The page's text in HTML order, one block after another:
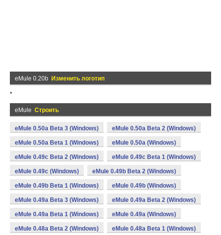
eMule 0.20b Изменить логотип
*
eMule Строить
eMule 0.50a Beta 3 (Windows) eMule 0.50a Beta 2 (Windows)
eMule 0.50a Beta 1 (Windows) eMule 0.50a (Windows)
eMule 0.49c Beta 2 (Windows) eMule 0.49c Beta 1 (Windows)
eMule 0.49c (Windows) eMule 0.49b Beta 2 (Windows)
eMule 0.49b Beta 1 (Windows) eMule 0.49b (Windows)
eMule 0.49a Beta 3 (Windows) eMule 0.49a Beta 2 (Windows)
eMule 0.49a Beta 1 (Windows) eMule 0.49a (Windows)
eMule 0.48a Beta 2 (Windows) eMule 0.48a Beta 1 (Windows)